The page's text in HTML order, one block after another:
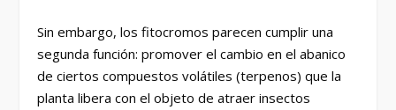
Sin embargo, los fitocromos parecen cumplir una
segunda función: promover el cambio en el abanico
de ciertos compuestos volátiles (terpenos) que la
planta libera con el objeto de atraer insectos